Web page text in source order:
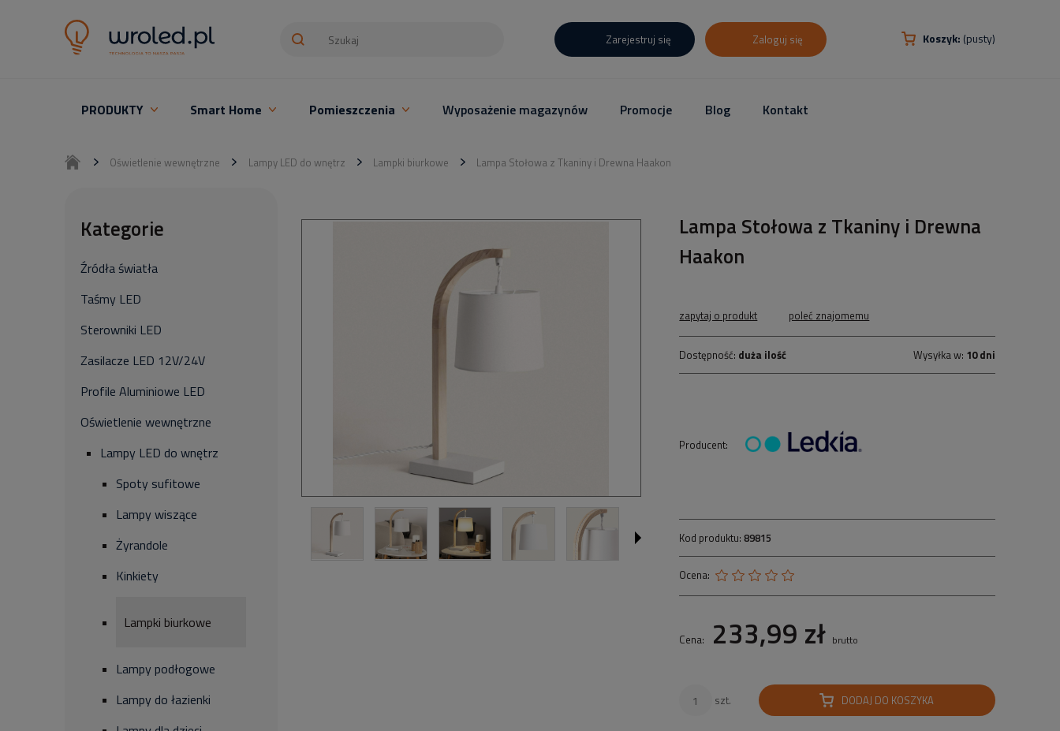
Koszyk: (pusty)
Zarejestruj się Zaloguj się
PRODUKTY Smart Home Pomieszczenia Wyposażenie magazynów Promocje Blog Kontakt
Oświetlenie wewnętrzne Lampy LED do wnętrz Lampki biurkowe Lampa Stołowa z Tkaniny i Drewna Haakon
Kategorie
Źródła światła
Taśmy LED
Sterowniki LED
Zasilacze LED 12V/24V
Profile Aluminiowe LED
Oświetlenie wewnętrzne
Lampy LED do wnętrz
Spoty sufitowe
Lampy wiszące
Żyrandole
Kinkiety
Lampki biurkowe
Lampy podłogowe
Lampy do łazienki
Lampa Stołowa z Tkaniny i Drewna
Haakon
zapytaj o produkt poleć znajomemu
Dostępność: duża ilość Wysyłka w: 10 dni
Producent:
Kod produktu: 89815
Ocena:
Cena: 233,99 zł brutto
szt. DODAJ DO KOSZYKA